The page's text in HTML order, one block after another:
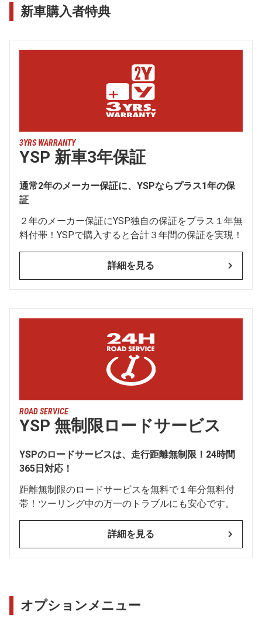
新車購入者特典
3YRS WARRANTY
YSP 新車3年保証
通常2年のメーカー保証に、YSPならプラス1年の保
証
２年のメーカー保証にYSP独自の保証をプラス１年無
料付帯！YSPで購入すると合計３年間の保証を実現！
詳細を見る
ROAD SERVICE
YSP 無制限ロードサービス
YSPのロードサービスは、走行距離無制限！24時間
365日対応！
距離無制限のロードサービスを無料で１年分無料付
帯！ツーリング中の万一のトラブルにも安心です。
詳細を見る
オプションメニュー